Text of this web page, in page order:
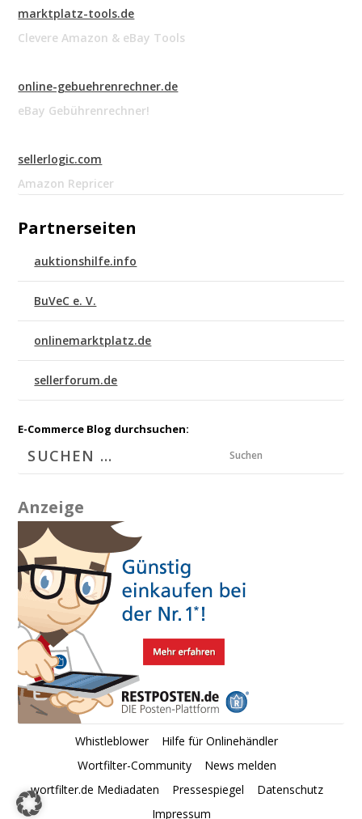
marktplatz-tools.de
Clevere Amazon & eBay Tools
online-gebuehrenrechner.de
eBay Gebührenrechner!
sellerlogic.com
Amazon Repricer
Partnerseiten
auktionshilfe.info
BuVeC e. V.
onlinemarktplatz.de
sellerforum.de
E-Commerce Blog durchsuchen:
Suchen
Anzeige
Whistleblower
Hilfe für Onlinehändler
Wortfilter-Community
News melden
wortfilter.de Mediadaten
Pressespiegel
Datenschutz
Impressum